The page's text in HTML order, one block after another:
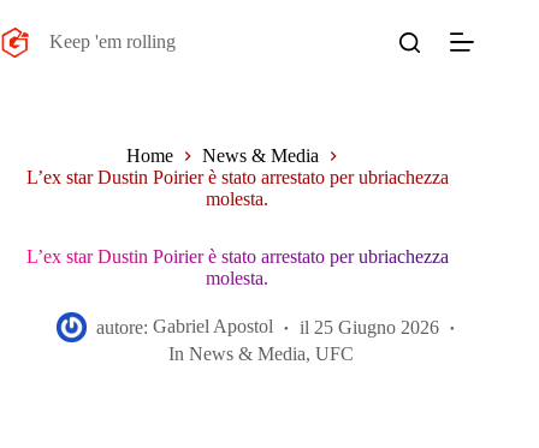
al
contenuto
Keep 'em rolling
Home
News & Media
L’ex star Dustin Poirier è stato arrestato per ubriachezza
molesta.
L’ex star Dustin Poirier è stato arrestato per ubriachezza
molesta.
autore: Gabriel Apostol il 25 Giugno 2026
In News & Media,UFC